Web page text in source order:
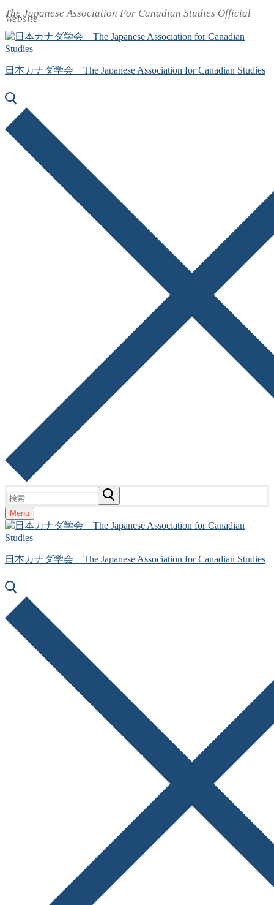
コ
ン
テ
ン
ツ
ス
キ
ッ
プ
メ
ニ
ュ
ー
閉
じ
る
The Japanese Association For Canadian Studies Official
Website
日本カナダ学会 The Japanese Association for Canadian Studies
索:
Menu
日本カナダ学会 The Japanese Association for Canadian Studies